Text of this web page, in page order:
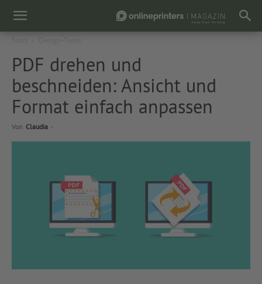
PDF drehen und
beschneiden: Ansicht und
Format einfach anpassen
Von Claudia -